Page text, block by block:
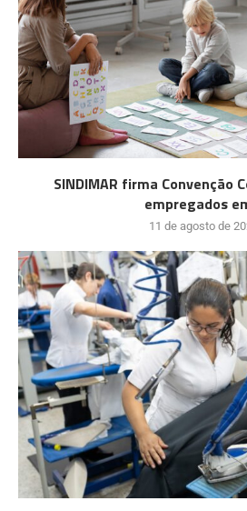
SINDIMAR firma Convenção
empregados
11 de agosto de